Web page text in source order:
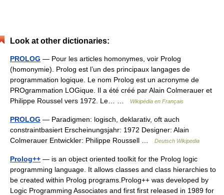
Look at other dictionaries:
PROLOG — Pour les articles homonymes, voir Prolog
(homonymie). Prolog est l’un des principaux langages de
programmation logique. Le nom Prolog est un acronyme de
PROgrammation LOGique. Il a été créé par Alain Colmerauer et
Philippe Roussel vers 1972. Le… …
Wikipédia en Français
PROLOG — Paradigmen: logisch, deklarativ, oft auch
constraintbasiert Erscheinungsjahr: 1972 Designer: Alain
Colmerauer Entwickler: Philippe Roussell …
Deutsch Wikipedia
Prolog++ — is an object oriented toolkit for the Prolog logic
programming language. It allows classes and class hierarchies to
be created within Prolog programs.Prolog++ was developed by
Logic Programming Associates and first first released in 1989 for